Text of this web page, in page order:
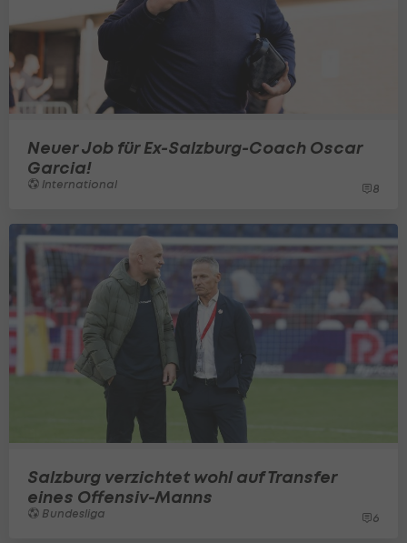
Neuer Job für Ex-Salzburg-Coach Oscar
Garcia!
International 8
Salzburg verzichtet wohl auf Transfer
eines Offensiv-Manns
Bundesliga 6